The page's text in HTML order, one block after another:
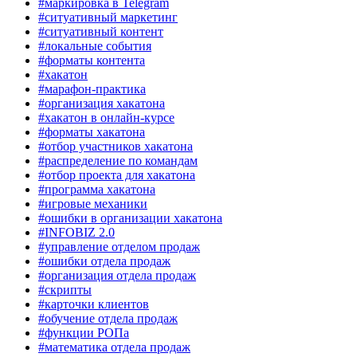
#маркировка в Telegram
#ситуативный маркетинг
#ситуативный контент
#локальные события
#форматы контента
#хакатон
#марафон-практика
#организация хакатона
#хакатон в онлайн-курсе
#форматы хакатона
#отбор участников хакатона
#распределение по командам
#отбор проекта для хакатона
#программа хакатона
#игровые механики
#ошибки в организации хакатона
#INFOBIZ 2.0
#управление отделом продаж
#ошибки отдела продаж
#организация отдела продаж
#скрипты
#карточки клиентов
#обучение отдела продаж
#функции РОПа
#математика отдела продаж